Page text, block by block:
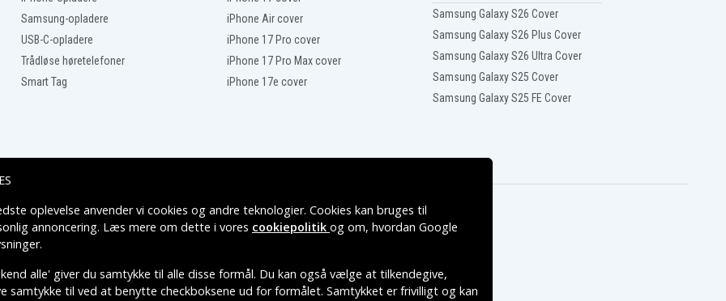
Samsung-opladere
USB-C-opladere
Trådløse høretelefoner
Smart Tag
iPhone Air cover
iPhone 17 Pro cover
iPhone 17 Pro Max cover
iPhone 17e cover
Samsung Galaxy S26 Cover
Samsung Galaxy S26 Plus Cover
Samsung Galaxy S26 Ultra Cover
Samsung Galaxy S25 Cover
Samsung Galaxy S25 FE Cover
Leveringsmuligheder
oplevelse anvender vi cookies og andre teknologier. Cookies kan bruges til
annoncering. Læs mere om dette i vores cookiepolitik og om, hvordan Google
.
alle' giver du samtykke til alle disse formål. Du kan også vælge at tilkendegive,
samtykke til ved at benytte checkboksene ud for formålet. Samtykket er frivilligt og kan